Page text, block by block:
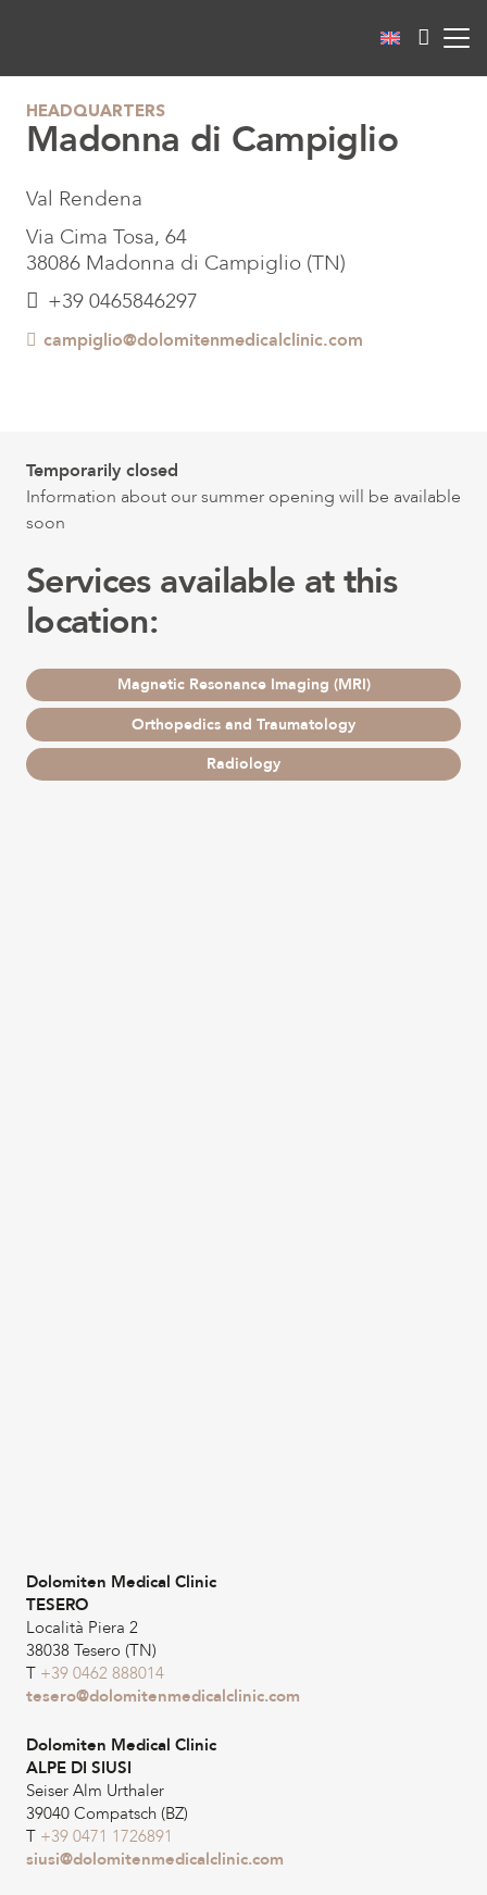
HEADQUARTERS
Madonna di Campiglio
Val Rendena
Via Cima Tosa, 64
38086 Madonna di Campiglio (TN)
+39 0465846297
campiglio@dolomitenmedicalclinic.com
Temporarily closed
Information about our summer opening will be available
soon
Services available at this
location:
Magnetic Resonance Imaging (MRI)
Orthopedics and Traumatology
Radiology
Dolomiten Medical Clinic
TESERO
Località Piera 2
38038 Tesero (TN)
T +39 0462 888014
tesero@dolomitenmedicalclinic.com
Dolomiten Medical Clinic
ALPE DI SIUSI
Seiser Alm Urthaler
39040 Compatsch (BZ)
T +39 0471 1726891
siusi@dolomitenmedicalclinic.com